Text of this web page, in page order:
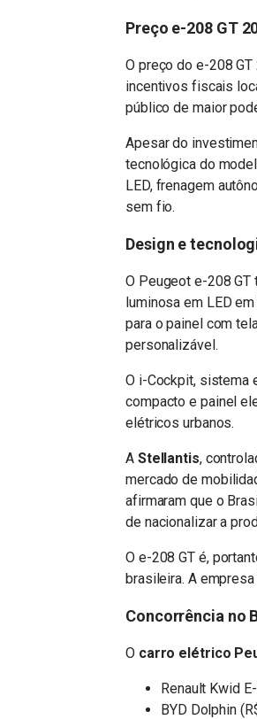
Preço e-208 GT
O preço do e-208
incentivos fiscais
público de maior
Apesar do
tecnológica do
LED, frenagem
sem fio.
Design e
O Peugeot e-208 GT
luminosa em LED
para o painel com
personalizável.
O i-Cockpit, sistema
compacto e painel
elétricos urbanos.
A Stellantis,
mercado de
afirmaram que o
de nacionalizar a
O e-208 GT é,
brasileira. A
Concorrência no
O carro elétrico
Renault Kwid
BYD Dolphin